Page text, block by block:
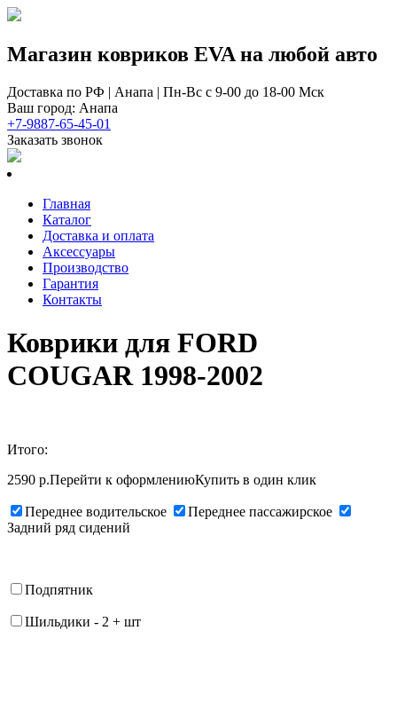
Магазин ковриков EVA ​на любой авто
Доставка по РФ | Анапа | Пн-Вс с 9-00 до 18-00 Мск
Ваш город: Анапа
+7-9887-65-45-01
Заказать звонок
Главная
Каталог
Доставка и оплата
Аксессуары
Производство
Гарантия
Контакты
Коврики для FORD
COUGAR 1998-2002
Итого:
2590 р.Перейти к оформлениюКупить в один клик
Переднее водительское
Переднее пассажирское
Задний ряд сидений
Подпятник
Шильдики - 2 + шт